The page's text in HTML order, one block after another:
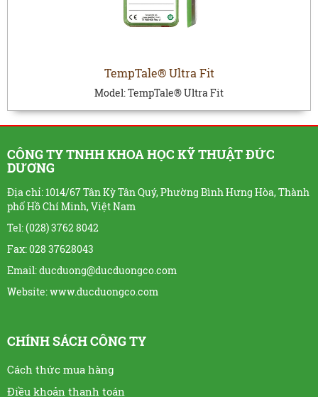
TempTale® Ultra Fit
Model:TempTale® Ultra Fit
CÔNG TY TNHH KHOA HỌC KỸ THUẬT ĐỨC
DƯƠNG
Địa chỉ: 1014/67 Tân Kỳ Tân Quý, Phường Bình Hưng Hòa, Thành
phố Hồ Chí Minh, Việt Nam
Tel: (028) 3762 8042
Fax: 028 37628043
Email: ducduong@ducduongco.com
Website:www.ducduongco.com
CHÍNH SÁCH CÔNG TY
Cách thức mua hàng
Điều khoản thanh toán